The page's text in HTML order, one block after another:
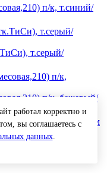
₽.
п/к, т.синий/
т.серый/
п/к, бежевый/
Костюм
3900₽
цена
работал корректно и
вы соглашаетесь с
данных.